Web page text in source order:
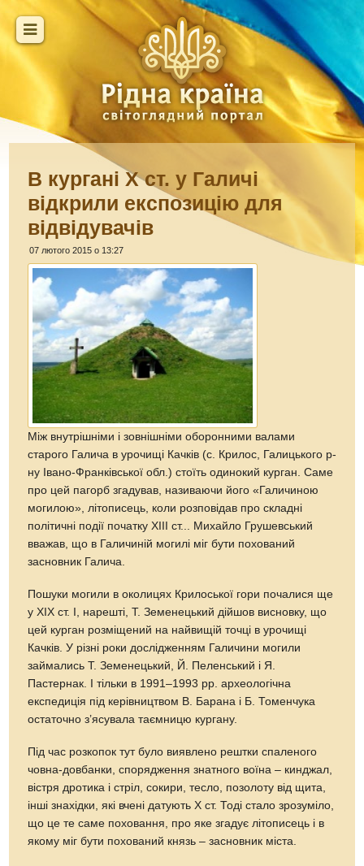
В кургані Х ст. у Галичі
відкрили експозицію для
відвідувачів
07 лютого 2015 о 13:27
Між внутрішніми і зовнішніми оборонними валами
старого Галича в урочищі Качків (с. Крилос, Галицького р-
ну Івано-Франківської обл.) стоїть одинокий курган. Саме
про цей пагорб згадував, називаючи його «Галичиною
могилою», літописець, коли розповідав про складні
політичні події початку ХІІІ ст... Михайло Грушевський
вважав, що в Галичиній могилі міг бути похований
засновник Галича.
Пошуки могили в околицях Крилоської гори почалися ще
у ХІХ ст. І, нарешті, Т. Земенецький дійшов висновку, що
цей курган розміщений на найвищій точці в урочищі
Качків. У різні роки дослідженням Галичини могили
займались Т. Земенецький, Й. Пеленський і Я.
Пастернак. І тільки в 1991–1993 рр. археологічна
експедиція під керівництвом В. Барана і Б. Томенчука
остаточно з’ясувала таємницю кургану.
Під час розкопок тут було виявлено рештки спаленого
човна-довбанки, спорядження знатного воїна – кинджал,
вістря дротика і стріл, сокири, тесло, позолоту від щита,
інші знахідки, які вчені датують Х ст. Тоді стало зрозуміло,
що це те саме поховання, про яке згадує літописець і в
якому міг бути похований князь – засновник міста.